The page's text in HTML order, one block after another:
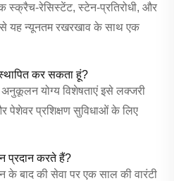
स्क्रैच-रेसिस्टेंट, स्टेन-प्रतिरोधी, और
यह न्यूनतम रखरखाव के साथ एक
कर सकता हूं?
योग्य विशेषताएं इसे लक्जरी
प्रशिक्षण सुविधाओं के लिए
प्रदान करते हैं?
बाद की सेवा पर एक साल की वारंटी